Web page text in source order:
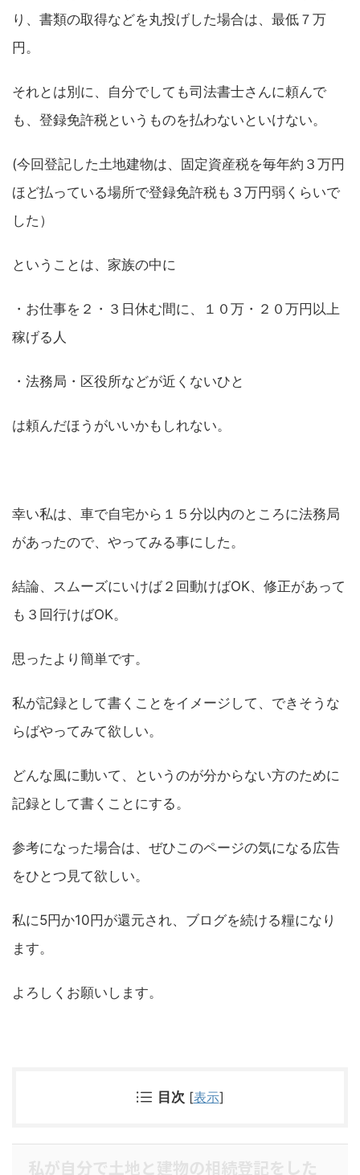
り、書類の取得などを丸投げした場合は、最低７万
円。
それとは別に、自分でしても司法書士さんに頼んで
も、登録免許税というものを払わないといけない。
(今回登記した土地建物は、固定資産税を毎年約３万円
ほど払っている場所で登録免許税も３万円弱くらいで
した）
ということは、家族の中に
・お仕事を２・３日休む間に、１０万・２０万円以上
稼げる人
・法務局・区役所などが近くないひと
は頼んだほうがいいかもしれない。
幸い私は、車で自宅から１５分以内のところに法務局
があったので、やってみる事にした。
結論、スムーズにいけば２回動けばOK、修正があって
も３回行けばOK。
思ったより簡単です。
私が記録として書くことをイメージして、できそうな
らばやってみて欲しい。
どんな風に動いて、というのが分からない方のために
記録として書くことにする。
参考になった場合は、ぜひこのページの気になる広告
をひとつ見て欲しい。
私に5円か10円が還元され、ブログを続ける糧になり
ます。
よろしくお願いします。
目次 [表示]